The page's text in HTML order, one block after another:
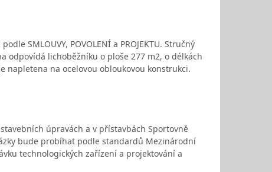
SMLOUVY, POVOLENÍ a PROJEKTU. Stručný
odpovídá lichoběžníku o ploše 277 m2, o délkách
napletena na ocelovou obloukovou konstrukci.
úpravách a v přístavbách Sportovně
bude probíhat podle standardů Mezinárodní
technologických zařízení a projektování a